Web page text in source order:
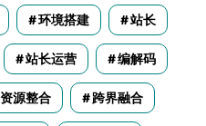
环境搭建 站长
站长运营 编解码
资源整合 跨界融合